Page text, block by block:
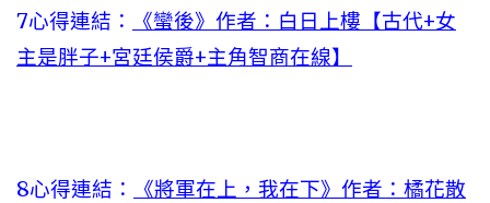
7心得連結：
《蠻後》作者：白日上樓【古代+女
主是胖子+宮廷侯爵+主角智商在線】
8心得連結：
《將軍在上，我在下》作者：橘花散